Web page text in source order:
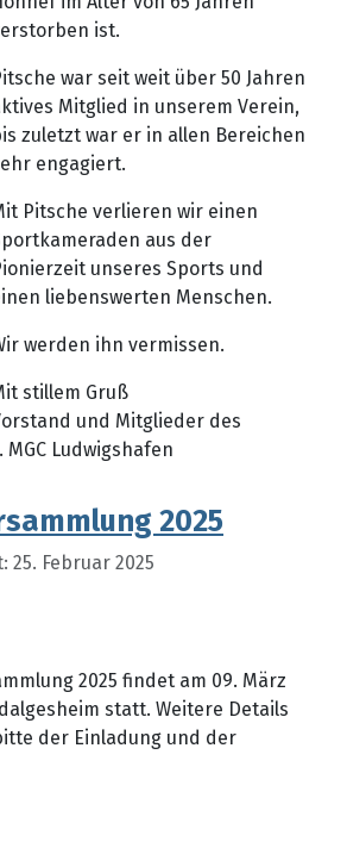
ist.
war seit weit über 50 Jahren
Mitglied in unserem Verein,
zuletzt war er in allen Bereichen
engagiert.
Pitsche verlieren wir einen
aus der
unseres Sports und
liebenswerten Menschen.
werden ihn vermissen.
stillem Gruß
und Mitglieder des
MGC Ludwigshafen
2025
Februar 2025
2025 findet am 09. März
statt. Weitere Details
der Einladung und der